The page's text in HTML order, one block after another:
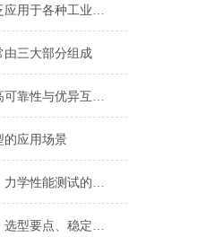
油压传感器广泛应用于各种工业自控环境
由三大部分组成
拉力传感器：高可靠性与优异互换性的技术解析
的应用场景
试验机传感器：力学性能测试的核心组件解析
试验机传感器：选型要点、稳定性及分类详解